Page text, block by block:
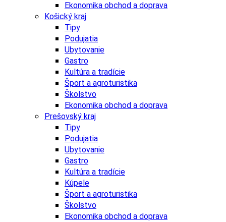
Ekonomika obchod a doprava
Košický kraj
Tipy
Podujatia
Ubytovanie
Gastro
Kultúra a tradície
Šport a agroturistika
Školstvo
Ekonomika obchod a doprava
Prešovský kraj
Tipy
Podujatia
Ubytovanie
Gastro
Kultúra a tradície
Kúpele
Šport a agroturistika
Školstvo
Ekonomika obchod a doprava